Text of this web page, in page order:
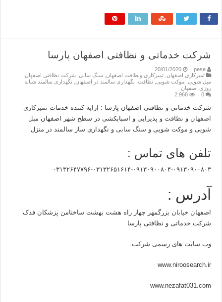
شرکت خدماتی و نظافتی اصفهان پارسا
pese
20/01/2020
تمیزکاری اصفهان, تمیزکاری ونظافت اصفهان, سنگ سابی, شرکت نظافتی اصفهان,
مبل شویی, موکت شویی, نظافت, نگهداری سالمند در اصفهان, نگهداری سالمند شبانه
روزی اصفهان
0
2,968
شرکت خدماتی و نظافتی اصفهان پارسا : ارایه کننده خدمات تمیزکاری
اصفهان و نظافتو پذیرایی و اسبابکشی در سطح شهر اصفهان مبل
شویی و موکت شویی و سنگ سابی و نگهداری ساز سالمند در منزل
تلفن های تماس :
۰۳۱۳۲۶۴۷۷۹۶-۰۳۱۳۲۶۵۱۶۱۴-۰۹۱۳۰۹۰۰۸۰۴-۰۹۱۳۰۹۰۰۸۰۳
آدرس :
اصفهان خیابان بزرگمهر چهار راه هشت بهشت ساختامن پزشکان فدک
شرکت خدماتی و نظافتی پارسا
وب سایت های رسمی شرکت:
www.niroosearch.ir
www.nezafat031.com